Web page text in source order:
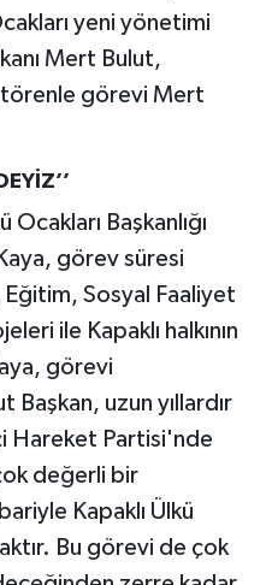
yeni yönetimi
Mert Bulut,
törenle görevi Mert
Ocakları Başkanlığı
görev süresi
Sosyal Faaliyet
ile Kapaklı halkının
görevi
uzun yıllardır
Hareket Partisi'nde
değerli bir
Kapaklı Ülkü
Bu görevi de çok